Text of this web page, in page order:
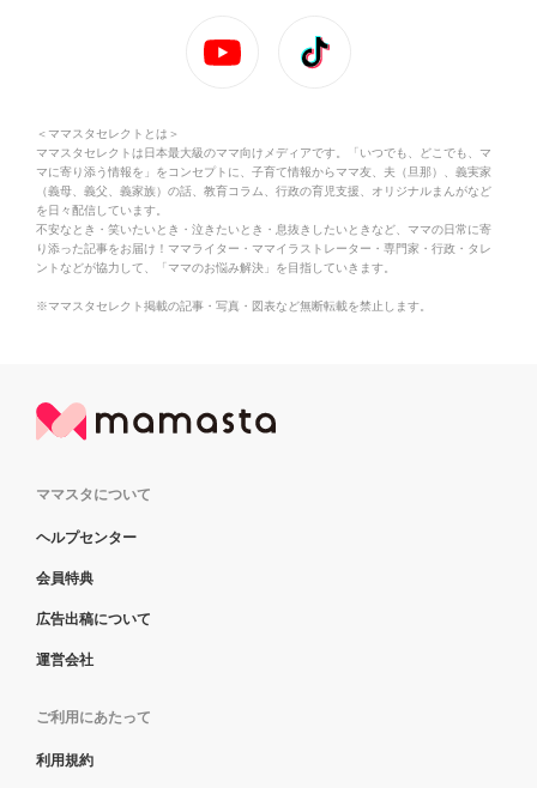
＜ママスタセレクトとは＞
ママスタセレクトは日本最大級のママ向けメディアです。「いつでも、どこでも、マ
マに寄り添う情報を」をコンセプトに、子育て情報からママ友、夫（旦那）、義実家
（義母、義父、義家族）の話、教育コラム、行政の育児支援、オリジナルまんがなど
を日々配信しています。
不安なとき・笑いたいとき・泣きたいとき・息抜きしたいときなど、ママの日常に寄
り添った記事をお届け！ママライター・ママイラストレーター・専門家・行政・タレ
ントなどが協力して、「ママのお悩み解決」を目指していきます。
※ママスタセレクト掲載の記事・写真・図表など無断転載を禁止します。
ママスタについて
ヘルプセンター
会員特典
広告出稿について
運営会社
ご利用にあたって
利用規約